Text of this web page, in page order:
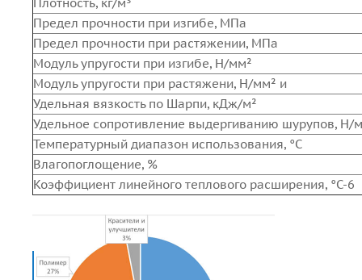
Предел прочности при изгибе, МПа
Предел прочности при растяжении, МПа
Модуль упругости при изгибе, Н/мм²
Модуль упругости при растяжени, Н/мм² и
Удельная вязкость по Шарпи, кДж/м²
Удельное сопротивление выдергиванию шурупов, Н/м
Температурный диапазон использования, °С
Влагопоглощение, %
Коэффициент линейного теплового расширения, °С-6